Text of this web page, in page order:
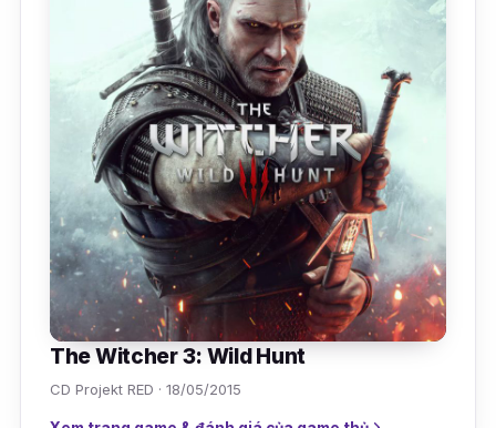
The Witcher 3: Wild Hunt
CD Projekt RED · 18/05/2015